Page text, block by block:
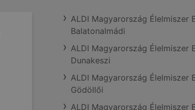
ALDI Magyarország Élelmiszer
Balatonalmádi
ALDI Magyarország Élelmiszer
Dunakeszi
ALDI Magyarország Élelmiszer
Gödöllői
ALDI Magyarország Élelmiszer